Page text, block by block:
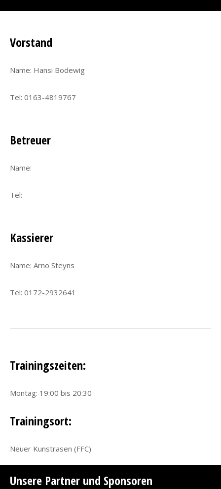
Vorstand
Name: Hansi Bodewig
Tel: 0163-4819767
Betreuer
Name:
Tel:
Kassierer
Name: Arno Steyns
Tel: 0172-2932641
Trainingszeiten:
Montag: 19:00 bis 20:30
Trainingsort:
Neuer Kunstrasen (FFC)
Unsere Partner und Sponsoren